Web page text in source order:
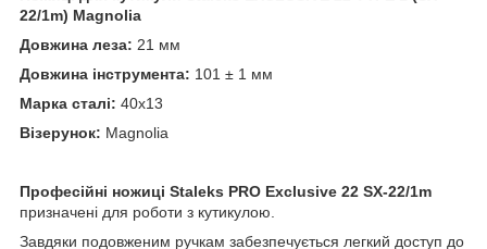
22/1m) Magnolia
Довжина леза: 21 мм
Довжина інструмента: 101 ± 1 мм
Марка сталі: 40х13
Візерунок: Magnolia
Професійні ножиці Staleks PRO Exclusive 22 SX-22/1m
призначені для роботи з кутикулою.
Завдяки подовженим ручкам забезпечується легкий доступ до